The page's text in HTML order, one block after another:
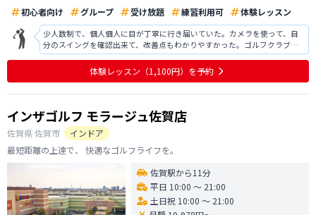
初心者向け
グループ 受け放題 練習利用可 体験レッスン
少人数制で、個人個人に目が丁寧に行き届いていた。カメラを使って、自
分のスイングを確認出来て、改善点もわかりやすかった。ゴルフクラブ
も、無料貸し出しがされていたのも良かった。設備も、こぎれいで、建物
のつくりもわかりやすかった。商業施設にも隣接しているので、買い物つ
いでに練習ができる環境であると思う。今
体験レッスン （1,100円） を予約
インザゴルフ モラージュ佐賀店
佐賀県佐賀市
インドア
最短距離の上達で、 快適なゴルフライフを。
佐賀駅から11分
平日 10:00 〜 21:00
土日祝 10:00 〜 21:00